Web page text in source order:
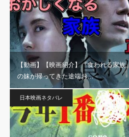
【動画】【映画紹介】『食われる家
の妹が帰ってきた途端お…
日本映画ネタバレ